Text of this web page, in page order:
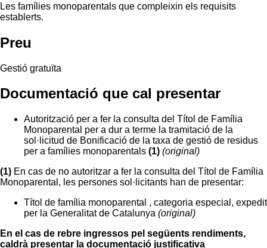
Les famílies monoparentals que compleixin els requisits
establerts.
Preu
Gestió gratuïta
Documentació que cal presentar
Autorització per a fer la consulta del Títol de Família
Monoparental per a dur a terme la tramitació de la
sol·licitud de Bonificació de la taxa de gestió de residus
per a famílies monoparentals (1) (original)
(1) En cas de no autoritzar a fer la consulta del Títol de Família
Monoparental, les persones sol·licitants han de presentar:
Títol de família monoparental , categoria especial, expedit
per la Generalitat de Catalunya (original)
En el cas de rebre ingressos pel següents rendiments,
caldrà presentar la documentació justificativa